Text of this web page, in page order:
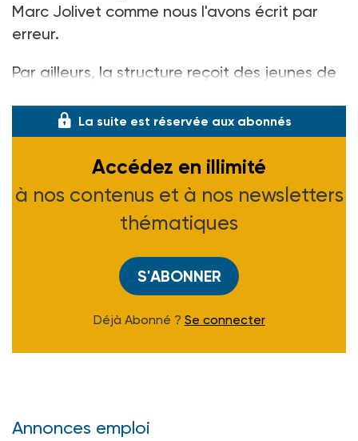
Marc Jolivet comme nous l'avons écrit par
erreur.
Par ailleurs, la structure reçoit des jeunes de
La suite est réservée aux abonnés
Accédez en illimité
à nos contenus et à nos newsletters
thématiques
S'ABONNER
Déjà Abonné ? Se connecter
Annonces emploi